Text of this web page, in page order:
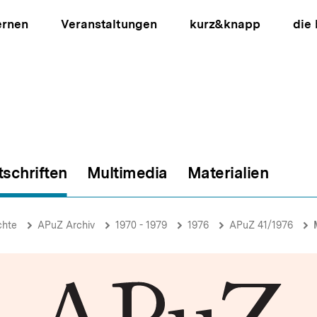
Veranstaltungen kurz&knapp die
Multimedia Materialien
APuZ Archiv 1970 - 1979 1976 APuZ 41/1976